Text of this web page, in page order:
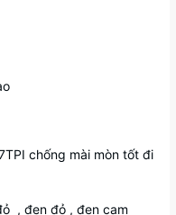
chống mài mòn tốt đi
, đen đỏ , đen cam